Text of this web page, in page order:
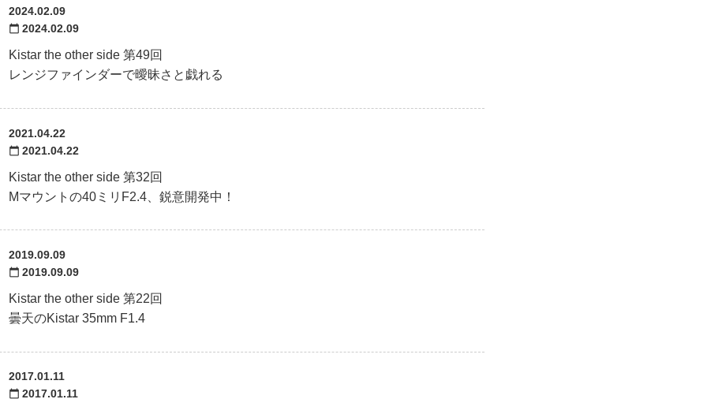
2024.02.09
Kistar the other side 第49回
レンジファインダーで曖昧さと戯れる
calendar_today 2024.02.09
2021.04.22
Kistar the other side 第32回
Mマウントの40ミリF2.4、鋭意開発中！
calendar_today 2021.04.22
2019.09.09
Kistar the other side 第22回
曇天のKistar 35mm F1.4
calendar_today 2019.09.09
2017.01.11
calendar_today 2017.01.11